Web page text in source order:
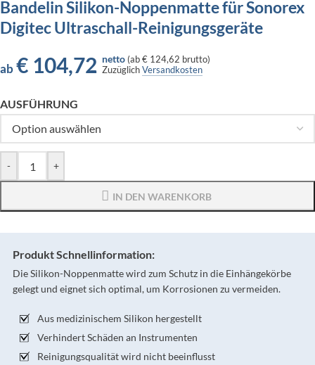
Bandelin Silikon-Noppenmatte für Sonorex
Digitec Ultraschall-Reinigungsgeräte
ab € 104,72 netto (ab€ 124,62 brutto)
ZuzüglichVersandkosten
AUSFÜHRUNG
- +
IN DEN WARENKORB
Produkt Schnellinformation:
Die Silikon-Noppenmatte wird zum Schutz in die Einhängekörbe
gelegt und eignet sich optimal, um Korrosionen zu vermeiden.
Aus medizinischem Silikon hergestellt
Verhindert Schäden an Instrumenten
Reinigungsqualität wird nicht beeinflusst